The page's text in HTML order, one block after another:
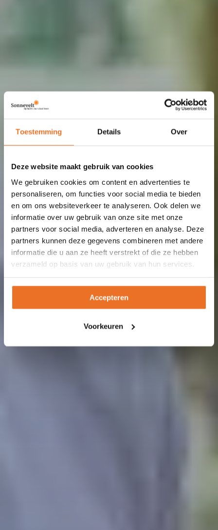
Toestemming Details Over
Deze website maakt gebruik van cookies
We gebruiken cookies om content en advertenties te
personaliseren, om functies voor social media te bieden
en om ons websiteverkeer te analyseren. Ook delen we
informatie over uw gebruik van onze site met onze
partners voor social media, adverteren en analyse. Deze
partners kunnen deze gegevens combineren met andere
informatie die u aan ze heeft verstrekt of die ze hebben
verzameld op basis van uw gebruik van hun services.
Accepteren
Voorkeuren